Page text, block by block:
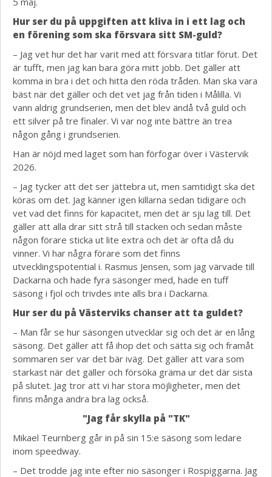
Hur ser du på uppgiften att kliva in i ett lag och
en förening som ska försvara sitt SM-guld?
– Jag vet hur det har varit med att försvara titlar förut. Det
är tufft, men jag kan bara göra mitt jobb. Det gäller att
komma in bra i det och hitta den röda tråden. Man ska vara
bäst när det gäller och det vet jag från tiden i Målilla. Vi
vann aldrig grundserien, men det blev ändå två guld och
ett silver på tre finaler. Vi var nog inte bättre än trea
någon gång i grundserien.
Han är nöjd med laget som han förfogar över i Västervik
2026.
– Jag tycker att det ser jättebra ut, men samtidigt ska det
köras om det. Jag känner igen killarna sedan tidigare och
vet vad det finns för kapacitet, men det är sju lag till. Det
gäller att alla drar sitt strå till stacken och sedan måste
någon förare sticka ut lite extra och det är ofta då du
vinner. Vi har några förare som det finns
utvecklingspotential i. Rasmus Jensen, som jag värvade till
Dackarna och hade fyra säsonger med, hade en tuff
säsong i fjol och trivdes inte alls bra i Dackarna.
Hur ser du på Västerviks chanser att ta guldet?
– Man får se hur säsongen utvecklar sig och det är en lång
säsong. Det gäller att få ihop det och sätta sig och framåt
sommaren ser var det bär iväg. Det gäller att vara som
starkast när det gäller och försöka gräma ur det där sista
på slutet. Jag tror att vi har stora möjligheter, men det
finns många andra bra lag också.
"Jag får skylla på "TK"
Mikael Teurnberg går in på sin 15:e säsong som ledare
inom speedway.
– Det trodde jag inte efter nio säsonger i Rospiggarna. Jag